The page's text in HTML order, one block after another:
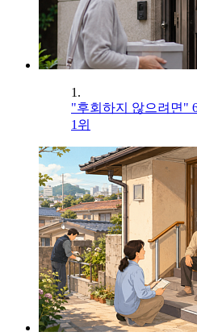
1.
"후회하지 않으려면"
1위